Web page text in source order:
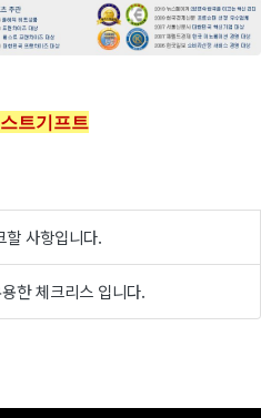
트기프트
할 사항입니다.
한 체크리스 입니다.